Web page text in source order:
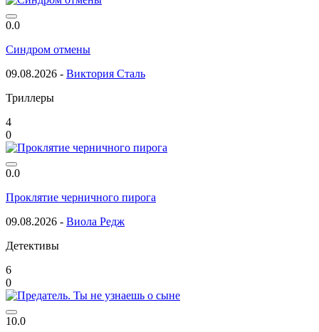
0.0
Синдром отмены
09.08.2026 - Виктория Сталь
Триллеры
4
0
0.0
Проклятие черничного пирога
09.08.2026 - Виола Редж
Детективы
6
0
10.0